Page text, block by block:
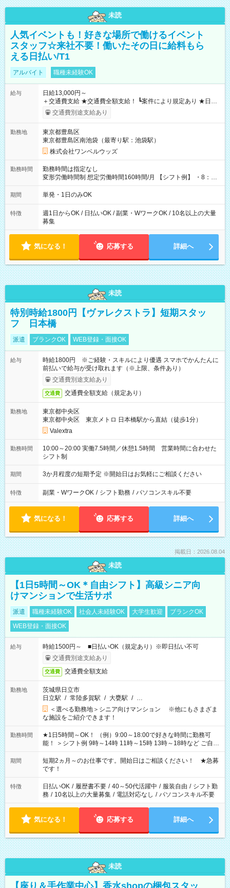
未読
人気イベントも！好きな場所で働けるイベント
スタッフ☆来社不要！働いたその日に給料もら
える日払い/T1
アルバイト 職種未経験OK
給与
日給13,000円～
＋交通費支給 ★交通費全額支給！ ┗案件により規定あり ★日払
いOK！（規定あり） ┗働いたその日に現金GET♪ お仕事後はコ
ンビニATMから 日払い分を引き落とせます！ 【試用期間】試
交通費別途支給あり
勤務地
東京都豊島区
東京都豊島区南池袋（最寄り駅：池袋駅）
株式会社ワンベルウッズ
勤務時間
勤務時間は指定なし
変形労働時間制 想定労働時間160時間/月 【シフト例】 ・8：00
～21：00
期間 単発・1日のみOK
特徴
週1日からOK / 日払いOK / 副業・WワークOK / 10名以上の大量
募集
気になる！ 応募する 詳細へ
未読
特別時給1800円【ヴァレクストラ】短期スタッ
フ 日本橋
派遣 ブランクOK WEB登録・面接OK
給与
時給1800円 ※ご経験・スキルにより優遇 スマホでかんたんに
前払いで給与が受け取れます（※上限、条件あり）
交通費別途支給あり
交通費 交通費全額支給（規定あり）
勤務地
東京都中央区
東京都中央区 東京メトロ 日本橋駅から直結（徒歩1分）
Valextra
勤務時間
10:00～20:00 実働7.5時間／休憩1.5時間 営業時間に合わせた
シフト制
期間 3か月程度の短期予定 ※開始日はお気軽にご相談ください
特徴 副業・WワークOK / シフト勤務 / パソコンスキル不要
気になる！ 応募する 詳細へ
掲載日：2026.08.04
未読
【1日5時間～OK＊自由シフト】高級シニア向
けマンションで生活サポ
派遣 職種未経験OK 社会人未経験OK 大学生歓迎
ブランクOK
WEB登録・面接OK
給与
時給1500円～ ■日払いOK（規定あり）※即日払い不可
交通費別途支給あり
交通費 交通費全額支給
勤務地
茨城県日立市
日立駅 / 常陸多賀駅 / 大甕駅 / …
＜選べる勤務地＞シニア向けマンション ※他にもさまざま
な施設をご紹介できます！
勤務時間
★1日5時間～OK！ （例）9:00～18:00で好きな時間に勤務可
能！ ＞シフト例 9時～14時 11時～15時 13時～18時など ご自身
のご都合に合わせて勤務時間をご相談ください！ ★家庭の都合
でお休みや時間の調整が必要な場合も遠慮なくご相談くださ
い。
期間
短期2ヵ月～のお仕事です。開始日はご相談ください！ ★急募
です！
特徴 日払いOK / 履歴書不要 / 40～50代活躍中 / 服装自由 / シフト勤
務 / 10名以上の大量募集 / 電話対応なし / パソコンスキル不要
気になる！ 応募する 詳細へ
未読
【座り＆手作業中心】香水shopの梱包スタッ